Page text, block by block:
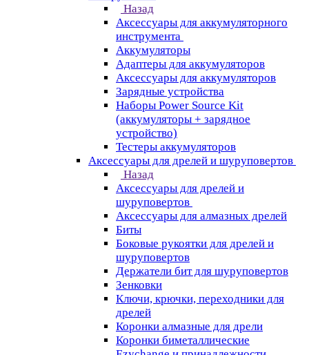
Назад
Аксессуары для аккумуляторного
инструмента
Aккумуляторы
Адаптеры для аккумуляторов
Аксессуары для аккумуляторов
Зарядные устройства
Наборы Power Source Kit
(аккумуляторы + зарядное
устройство)
Тестеры аккумуляторов
Аксессуары для дрелей и шуруповертов
Назад
Аксессуары для дрелей и
шуруповертов
Аксессуары для алмазных дрелей
Биты
Боковые рукоятки для дрелей и
шуруповертов
Держатели бит для шуруповертов
Зенковки
Ключи, крючки, переходники для
дрелей
Коронки алмазные для дрели
Коронки биметаллические